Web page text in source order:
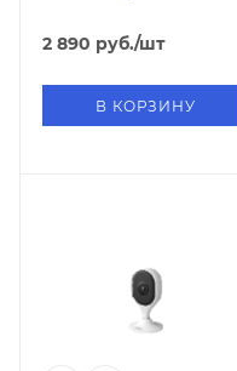
2 890 руб./шт
В КОРЗИНУ